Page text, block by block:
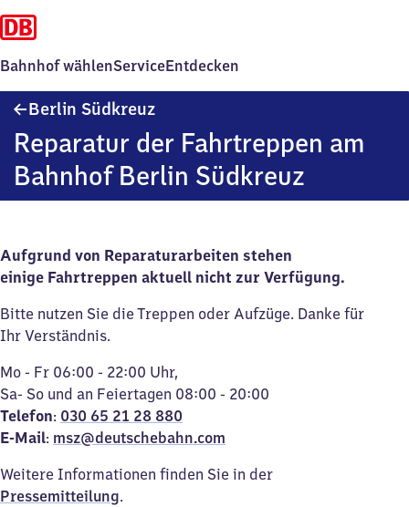
Bahnhof wählenServiceEntdecken
Berlin Südkreuz
Reparatur der Fahrtreppen am
Bahnhof Berlin Südkreuz
Aufgrund von Reparaturarbeiten stehen
einige Fahrtreppen aktuell nicht zur Verfügung.
Bitte nutzen Sie die Treppen oder Aufzüge. Danke für
Ihr Verständnis.
Mo - Fr 06:00 - 22:00 Uhr,
Sa- So und an Feiertagen 08:00 - 20:00
Telefon: 030 65 21 28 880
E-Mail: msz@deutschebahn.com
Weitere Informationen finden Sie in der
Pressemitteilung.